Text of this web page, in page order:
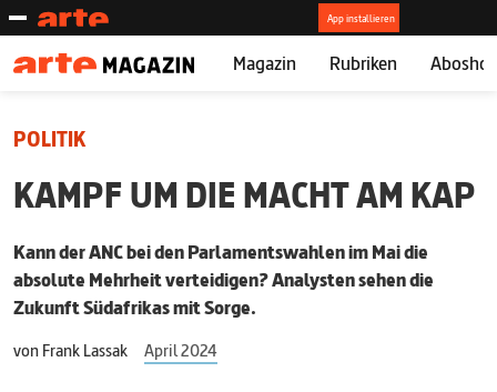
Magazin Rubriken
POLITIK
KAMPF UM DIE MACHT AM KAP
Kann der ANC bei den Parlamentswahlen im Mai die
absolute Mehrheit verteidigen? Analysten sehen die
Zukunft Südafrikas mit Sorge.
vonFrank Lassak April 2024